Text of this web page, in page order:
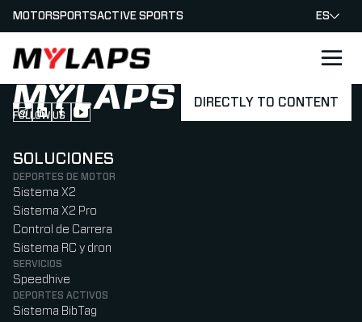
DIRECTLY TO CONTENT
LOGO MYLAPS - ESPANA
MOTORSPORTSACTIVE SPORTS ES
FOLLOW US
Follow us on Instagram (Opens in new tab)
Follow us on LinkedIn (Opens in new tab)
Follow us on Facebook (Opens in new tab)
Follow us on YouTube (Opens in new tab)
SOLUCIONES
DEPORTES DE MOTOR
Sistema X2
Sistema X2 Pro
Control de Carrera
Sistema RC y dron
SERVICIOS
Speedhive
DEPORTES ACTIVOS
Sistema BibTag